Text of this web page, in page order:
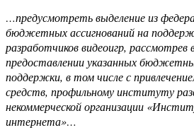
…предусмотреть выделение из
бюджетных ассигнований на
разработчиков видеоигр, рассмотрев
предоставлении указанных
поддержки, в том числе с
средств, профильному институту
некоммерческой организации
интернета»…